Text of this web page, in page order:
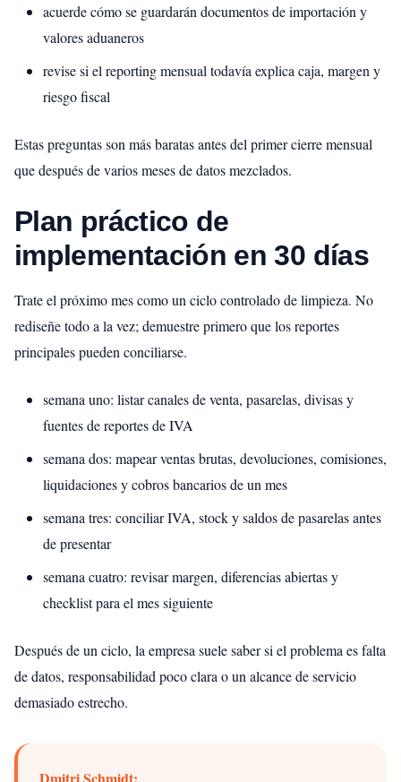
acuerde cómo se guardarán documentos de importación y
valores aduaneros
revise si el reporting mensual todavía explica caja, margen y
riesgo fiscal
Estas preguntas son más baratas antes del primer cierre mensual
que después de varios meses de datos mezclados.
Plan práctico de
implementación en 30 días
Trate el próximo mes como un ciclo controlado de limpieza. No
rediseñe todo a la vez; demuestre primero que los reportes
principales pueden conciliarse.
semana uno: listar canales de venta, pasarelas, divisas y
fuentes de reportes de IVA
semana dos: mapear ventas brutas, devoluciones, comisiones,
liquidaciones y cobros bancarios de un mes
semana tres: conciliar IVA, stock y saldos de pasarelas antes
de presentar
semana cuatro: revisar margen, diferencias abiertas y
checklist para el mes siguiente
Después de un ciclo, la empresa suele saber si el problema es falta
de datos, responsabilidad poco clara o un alcance de servicio
demasiado estrecho.
Dmitri Schmidt: